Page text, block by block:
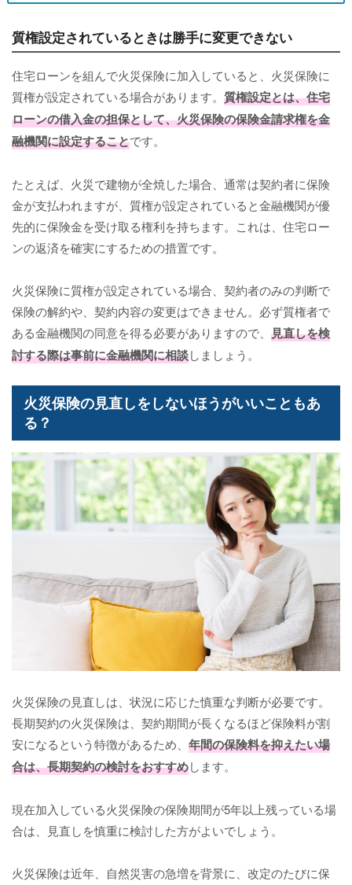
質権設定されているときは勝手に変更できない
住宅ローンを組んで火災保険に加入していると、火災保険に
質権が設定されている場合があります。 質権設定とは、住宅
ローンの借入金の担保として、火災保険の保険金請求権を金
融機関に設定することです。
たとえば、火災で建物が全焼した場合、通常は契約者に保険
金が支払われますが、質権が設定されていると金融機関が優
先的に保険金を受け取る権利を持ちます。これは、住宅ロー
ンの返済を確実にするための措置です。
火災保険に質権が設定されている場合、契約者のみの判断で
保険の解約や、契約内容の変更はできません。必ず質権者で
ある金融機関の同意を得る必要がありますので、 見直しを検
討する際は事前に金融機関に相談しましょう。
火災保険の見直しをしないほうがいいこともあ
る？
火災保険の見直しは、状況に応じた慎重な判断が必要です。
長期契約の火災保険は、契約期間が長くなるほど保険料が割
安になるという特徴があるため、 年間の保険料を抑えたい場
合は、長期契約の検討をおすすめします。
現在加入している火災保険の保険期間が5年以上残っている場
合は、見直しを慎重に検討した方がよいでしょう。
火災保険は近年、自然災害の急増を背景に、改定のたびに保